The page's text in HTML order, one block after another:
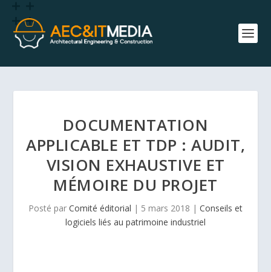
DOCUMENTATION
APPLICABLE ET TDP : AUDIT,
VISION EXHAUSTIVE ET
MÉMOIRE DU PROJET
Posté par Comité éditorial | 5 mars 2018 | Conseils et
logiciels liés au patrimoine industriel